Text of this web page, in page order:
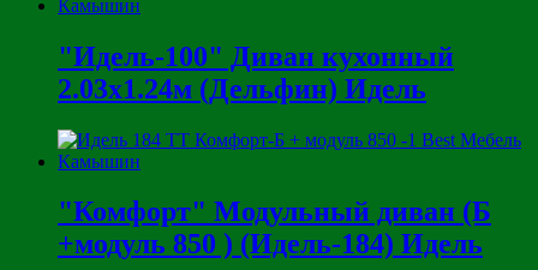
"Идель-100" Диван кухонный
2.03х1.24м (Дельфин) Идель
"Комфорт" Модульный диван (Б
+модуль 850 ) (Идель-184) Идель